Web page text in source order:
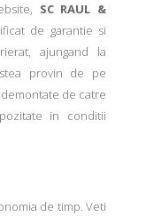
SC RAUL &
de garantie si
ajungand la
provin de pe
de catre
in conditii
de timp. Veti